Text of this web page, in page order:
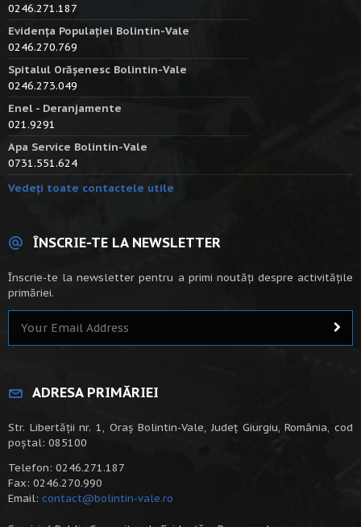
0246.271.187
Evidența Populației Bolintin-Vale
0246.270.769
Spitalul Orășenesc Bolintin-Vale
0246.273.049
Enel - Deranjamente
021.9291
Apa Service Bolintin-Vale
0731.551.624
Vedeți toate contactele utile
ÎNSCRIE-TE LA NEWSLETTER
Înscrie-te la newsletter pentru a primi noutăți despre activitățile
primăriei.
ADRESA PRIMĂRIEI
Str. Libertății nr. 1, Oraș Bolintin-Vale, Județ Giurgiu, România, cod
poștal: 085100
Telefon: 0246.271.187
Fax: 0246.270.990
Email: contact@bolintin-vale.ro